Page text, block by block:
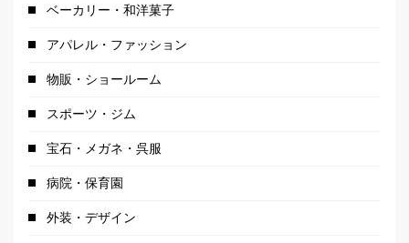
ベーカリー・和洋菓子
アパレル・ファッション
物販・ショールーム
スポーツ・ジム
宝石・メガネ・呉服
病院・保育園
外装・デザイン